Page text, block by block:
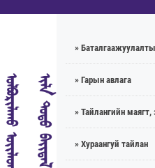
»
» Гарын авлага
» Тайлангийн маягт,
» Хураангуй тайлан